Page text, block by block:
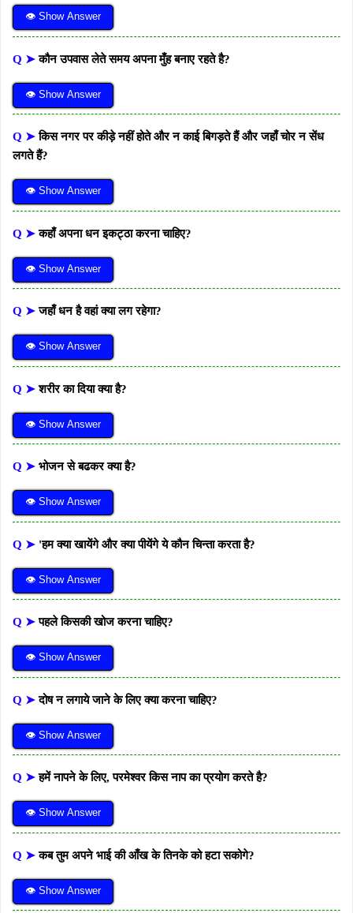
👁 Show Answer
Q ➤कौन उपवास लेते समय अपना मुँह बनाए रहते है?
👁 Show Answer
Q ➤किस नगर पर कीड़े नहीं होते और न काई बिगड़ते हैं और जहाँ चोर न सेंध
लगते हैं?
👁 Show Answer
Q ➤कहाँ अपना धन इकट्ठा करना चाहिए?
👁 Show Answer
Q ➤जहाँ धन है वहां क्या लग रहेगा?
👁 Show Answer
Q ➤शरीर का दिया क्या है?
👁 Show Answer
Q ➤ भोजन से बढकर क्या है?
👁 Show Answer
Q ➤ 'हम क्या खायेंगे और क्या पीयेंगे ये कौन चिन्ता करता है?
👁 Show Answer
Q ➤पहले किसकी खोज करना चाहिए?
👁 Show Answer
Q ➤दोष न लगाये जाने के लिए क्या करना चाहिए?
👁 Show Answer
Q ➤हमें नापने के लिए, परमेश्वर किस नाप का प्रयोग करते है?
👁 Show Answer
Q ➤कब तुम अपने भाई की आँख के तिनके को हटा सकोगे?
👁 Show Answer